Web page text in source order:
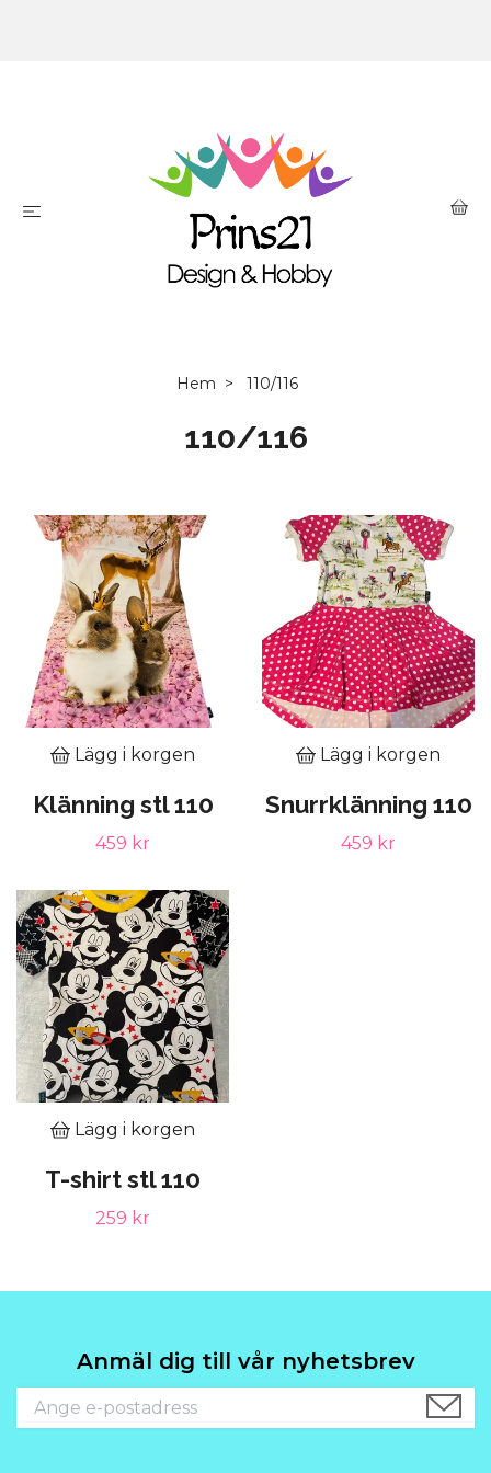
Hem 110/116
110/116
Lägg i korgen
Klänning stl 110
459 kr
Lägg i korgen
Snurrklänning 110
459 kr
Lägg i korgen
T-shirt stl 110
259 kr
Anmäl dig till vår nyhetsbrev